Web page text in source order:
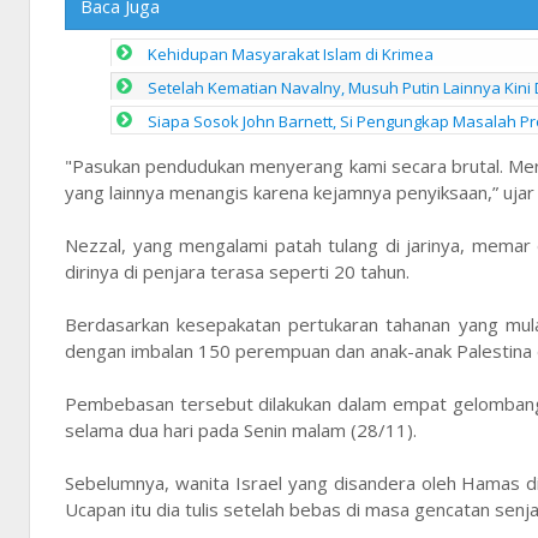
Baca Juga
Kehidupan Masyarakat Islam di Krimea
Setelah Kematian Navalny, Musuh Putin Lainnya Kini
Siapa Sosok John Barnett, Si Pengungkap Masalah
"Pasukan pendudukan menyerang kami secara brutal.
yang lainnya menangis karena kejamnya penyiksaan,”
Nezzal, yang mengalami patah tulang di jarinya,
dirinya di penjara terasa seperti 20 tahun.
Berdasarkan kesepakatan pertukaran tahanan yang
dengan imbalan 150 perempuan dan anak-anak
Pembebasan tersebut dilakukan dalam empat
selama dua hari pada Senin malam (28/11).
Sebelumnya, wanita Israel yang disandera oleh Hamas
Ucapan itu dia tulis setelah bebas di masa gencatan